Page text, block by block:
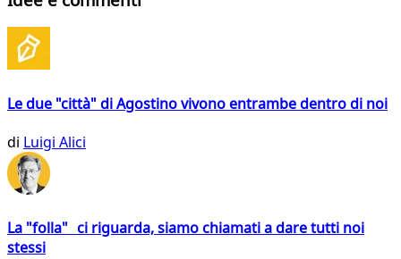
Le due "città" di Agostino vivono entrambe dentro di noi
di Luigi Alici
La "folla" ci riguarda, siamo chiamati a dare tutti noi
stessi